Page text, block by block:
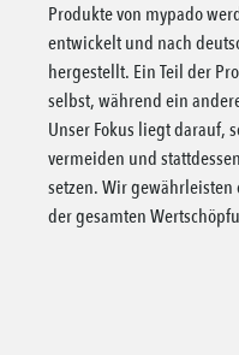
Produkte von mypado
entwickelt und nach
hergestellt. Ein Teil der
selbst, während ein
Unser Fokus liegt darauf,
vermeiden und
setzen. Wir
der gesamten